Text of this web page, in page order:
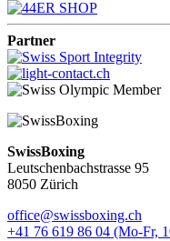
Partner
SwissBoxing
Leutschenbachstrasse 95
8050 Zürich
office@swissboxing.ch
+41 76 619 86 04 (Mo-Fr,